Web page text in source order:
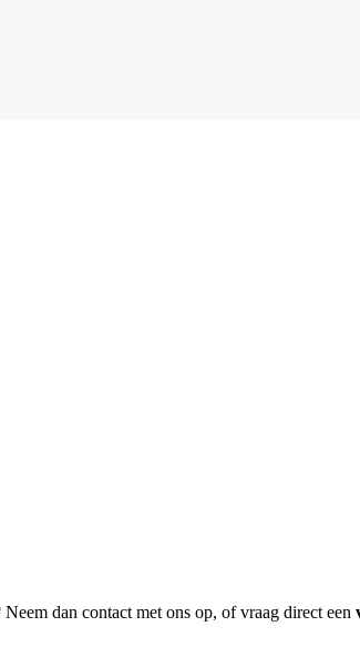
dan contact met ons op, of vraag direct een